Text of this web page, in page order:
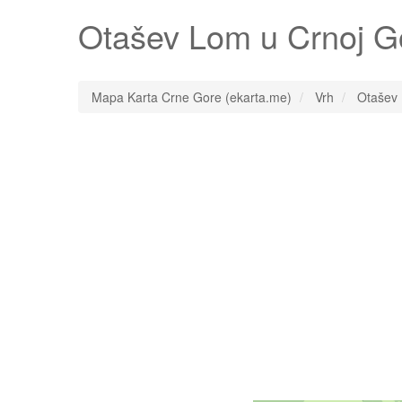
Otašev Lom u Crnoj
Mapa Karta Crne Gore (ekarta.me) Vrh Otašev